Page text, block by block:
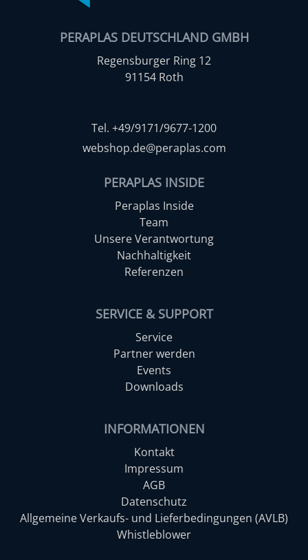
PERAPLAS DEUTSCHLAND GMBH
Regensburger Ring 12
91154 Roth
Tel. +49/9171/9677-1200
webshop.de@peraplas.com
PERAPLAS INSIDE
Peraplas Inside
Team
Unsere Verantwortung
Nachhaltigkeit
Referenzen
SERVICE & SUPPORT
Service
Partner werden
Events
Downloads
INFORMATIONEN
Kontakt
Impressum
AGB
Datenschutz
Allgemeine Verkaufs- und Lieferbedingungen (AVLB)
Whistleblower